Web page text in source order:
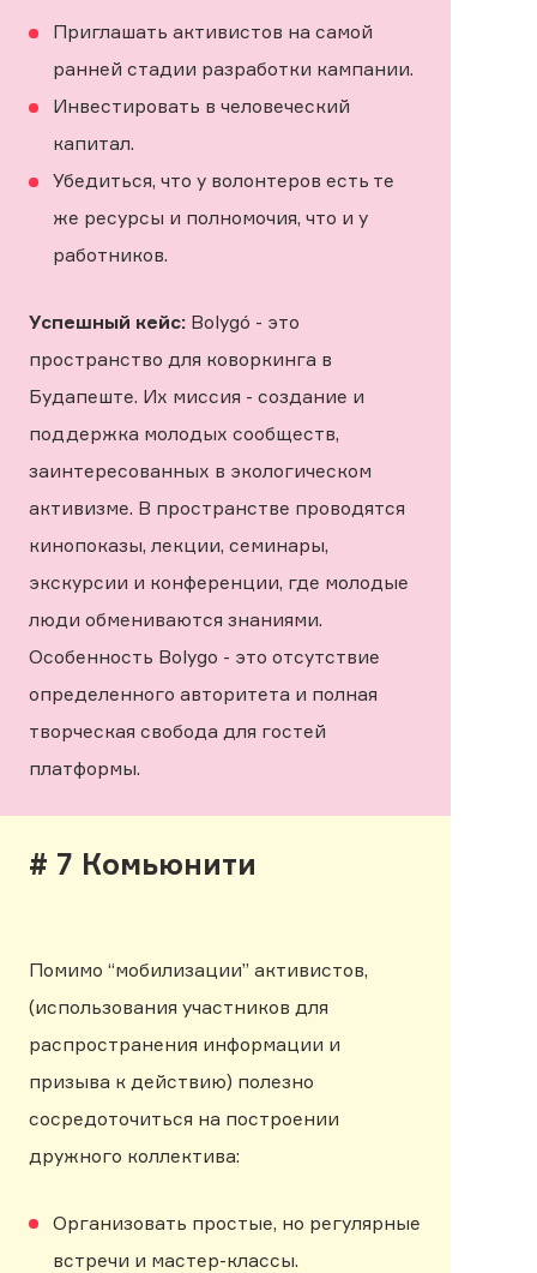
Приглашать активистов на самой
ранней стадии разработки кампании.
Инвестировать в человеческий
капитал.
Убедиться, что у волонтеров есть те
же ресурсы и полномочия, что и у
работников.
Успешный кейс: Bolygó - это
пространство для коворкинга в
Будапеште. Их миссия - создание и
поддержка молодых сообществ,
заинтересованных в экологическом
активизме. В пространстве проводятся
кинопоказы, лекции, семинары,
экскурсии и конференции, где молодые
люди обмениваются знаниями.
Особенность Bolygo - это отсутствие
определенного авторитета и полная
творческая свобода для гостей
платформы.
# 7 Комьюнити
Помимо “мобилизации” активистов,
(использования участников для
распространения информации и
призыва к действию) полезно
сосредоточиться на построении
дружного коллектива:
Организовать простые, но регулярные
встречи и мастер-классы.